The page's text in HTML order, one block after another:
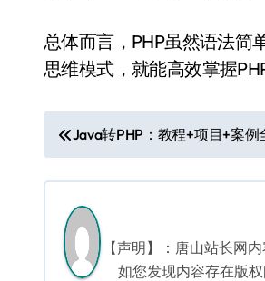
总体而言，PHP虽然语法简
思维模式，就能高效掌握
文
章
导
航
Java转PHP：教程+项目+案例
【声明】：唐山站长网
如您发现内容存在版